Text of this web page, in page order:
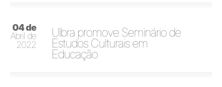
04 de
Abril de
2022
Ulbra promove Seminário de
Estudos Culturais em
Educação